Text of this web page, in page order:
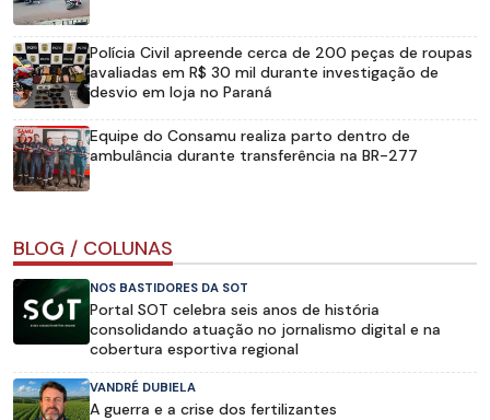
Polícia Civil apreende cerca de 200 peças de roupas
avaliadas em R$ 30 mil durante investigação de
desvio em loja no Paraná
Equipe do Consamu realiza parto dentro de
ambulância durante transferência na BR-277
BLOG / COLUNAS
NOS BASTIDORES DA SOT
Portal SOT celebra seis anos de história
consolidando atuação no jornalismo digital e na
cobertura esportiva regional
VANDRÉ DUBIELA
A guerra e a crise dos fertilizantes